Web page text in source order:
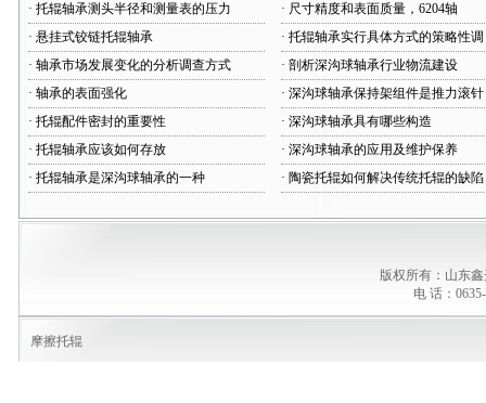
· 托辊轴承测头半径和测量表的压力
· 悬挂式铰链托辊轴承
· 轴承市场发展变化的分析调查方式
· 轴承的表面强化
· 托辊配件密封的重要性
· 托辊轴承应该如何存放
· 托辊轴承是深沟球轴承的一种
· 尺寸精度和表面质量，6204轴
· 托辊轴承实行具体方式的策略性调
· 剖析深沟球轴承行业物流建设
· 深沟球轴承保持架组件是推力滚针
· 深沟球轴承具有哪些构造
· 深沟球轴承的应用及维护保养
· 陶瓷托辊如何解决传统托辊的缺陷
版权所有：山东
电 话：
摩擦托辊